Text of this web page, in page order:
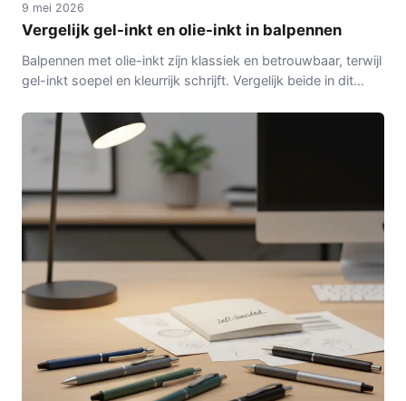
9 mei 2026
Vergelijk gel-inkt en olie-inkt in balpennen
Balpennen met olie-inkt zijn klassiek en betrouwbaar, terwijl
gel-inkt soepel en kleurrijk schrijft. Vergelijk beide in dit